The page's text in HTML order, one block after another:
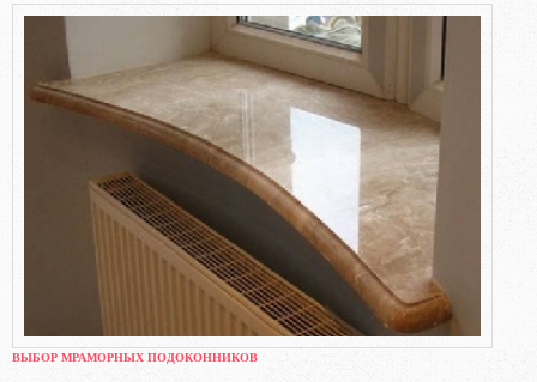
ВЫБОР МРАМОРНЫХ ПОДОКОННИКОВ